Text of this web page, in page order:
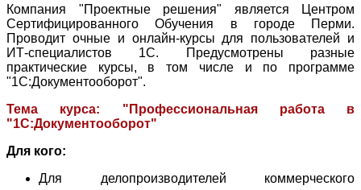
Компания "Проектные решения" является Центром
Сертифицированного Обучения в городе Перми.
Проводит очные и онлайн-курсы для пользователей и
ИТ-специалистов 1С. Предусмотрены разные
практические курсы, в том числе и по программе
"1С:Документооборот".
Тема курса: "Профессиональная работа в
"1С:Документооборот"
Для кого:
Для делопроизводителей коммерческого